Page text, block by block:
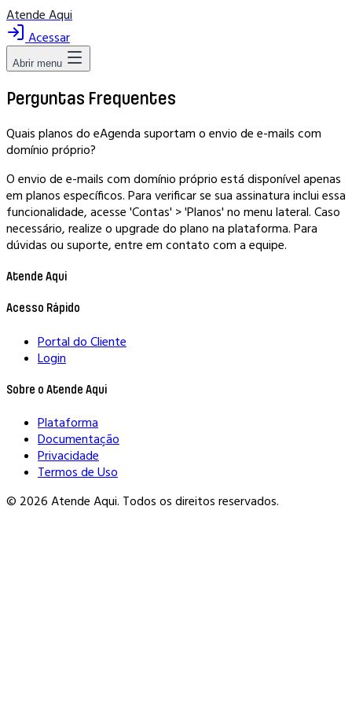
Atende Aqui
Acessar
Abrir menu
Perguntas Frequentes
Quais planos do eAgenda suportam o envio de e-mails com
domínio próprio?
O envio de e-mails com domínio próprio está disponível apenas
em planos específicos. Para verificar se sua assinatura inclui essa
funcionalidade, acesse 'Contas' > 'Planos' no menu lateral. Caso
necessário, realize o upgrade do plano na plataforma. Para
dúvidas ou suporte, entre em contato com a equipe.
Atende Aqui
Acesso Rápido
Portal do Cliente
Login
Sobre o Atende Aqui
Plataforma
Documentação
Privacidade
Termos de Uso
© 2026 Atende Aqui. Todos os direitos reservados.